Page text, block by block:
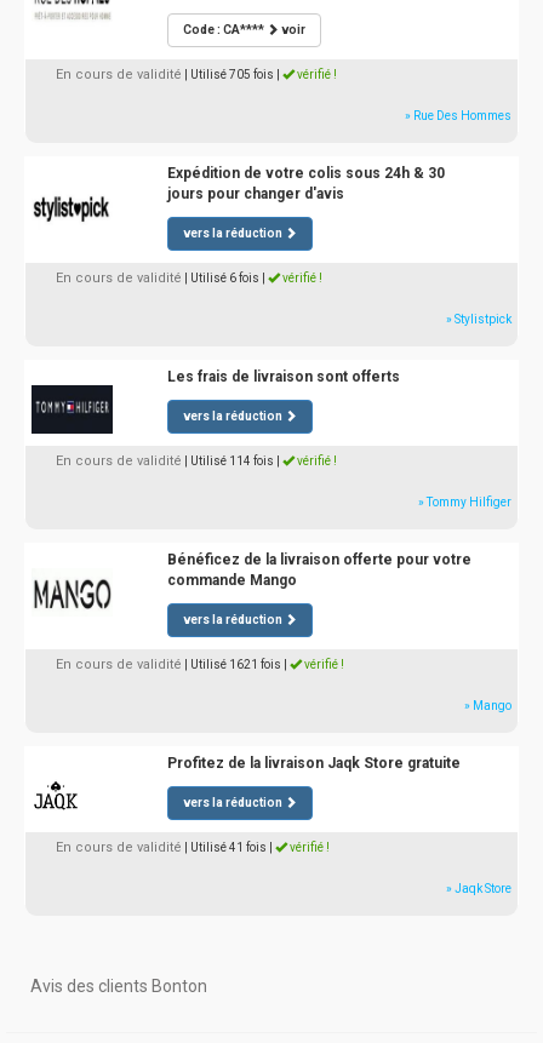
Code : CA**** voir
En cours de validité | Utilisé 705 fois vérifié !
» Rue Des Hommes
Expédition de votre colis sous 24h & 30
jours pour changer d'avis
vers la réduction
En cours de validité | Utilisé 6 fois vérifié !
» Stylistpick
Les frais de livraison sont offerts
vers la réduction
En cours de validité | Utilisé 114 fois vérifié !
» Tommy Hilfiger
Bénéficez de la livraison offerte pour votre
commande Mango
vers la réduction
En cours de validité | Utilisé 1621 fois vérifié !
» Mango
Profitez de la livraison Jaqk Store gratuite
vers la réduction
En cours de validité | Utilisé 41 fois vérifié !
» Jaqk Store
Avis des clients Bonton